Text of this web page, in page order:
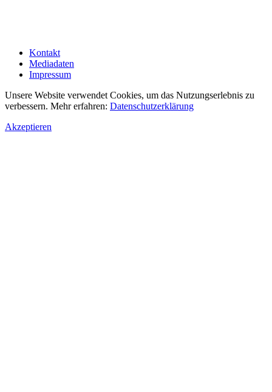
Kontakt
Mediadaten
Impressum
Unsere Website verwendet Cookies, um das Nutzungserlebnis zu
verbessern. Mehr erfahren: Datenschutzerklärung
Akzeptieren